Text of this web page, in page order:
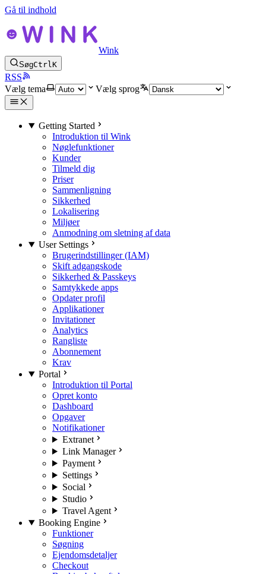
Gå til indhold
Wink
SøgCtrlK
RSS
Vælg tema
Vælg sprog
Getting Started
Introduktion til Wink
Nøglefunktioner
Kunder
Tilmeld dig
Priser
Sammenligning
Sikkerhed
Lokalisering
Miljøer
Anmodning om sletning af data
User Settings
Brugerindstillinger (IAM)
Skift adgangskode
Sikkerhed & Passkeys
Samtykkede apps
Opdater profil
Applikationer
Invitationer
Analytics
Rangliste
Abonnement
Krav
Portal
Introduktion til Portal
Opret konto
Dashboard
Opgaver
Notifikationer
Extranet
Link Manager
Payment
Settings
Social
Studio
Travel Agent
Booking Engine
Funktioner
Søgning
Ejendomsdetaljer
Checkout